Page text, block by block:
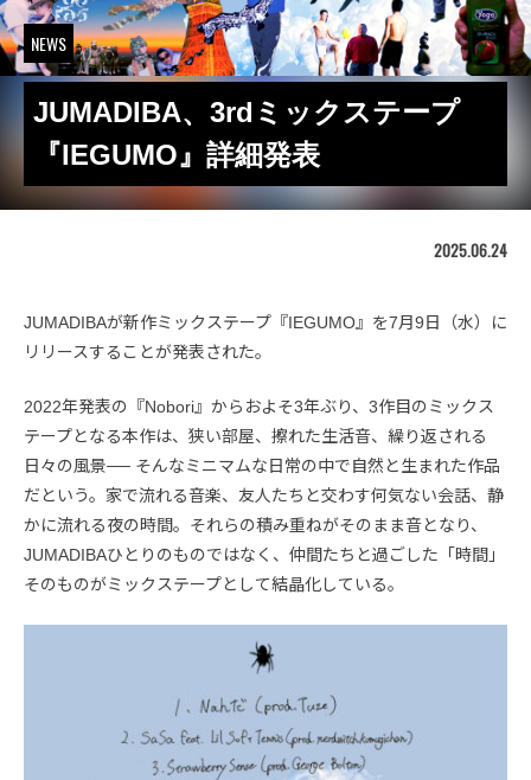
NEWS
JUMADIBA、3rdミックステープ
『IEGUMO』詳細発表
2025.06.24
JUMADIBAが新作ミックステープ『IEGUMO』を7月9日（水）に
リリースすることが発表された。
2022年発表の『Nobori』からおよそ3年ぶり、3作目のミックス
テープとなる本作は、狭い部屋、擦れた生活音、繰り返される
日々の風景── そんなミニマムな日常の中で自然と生まれた作品
だという。家で流れる音楽、友人たちと交わす何気ない会話、静
かに流れる夜の時間。それらの積み重ねがそのまま音となり、
JUMADIBAひとりのものではなく、仲間たちと過ごした「時間」
そのものがミックステープとして結晶化している。